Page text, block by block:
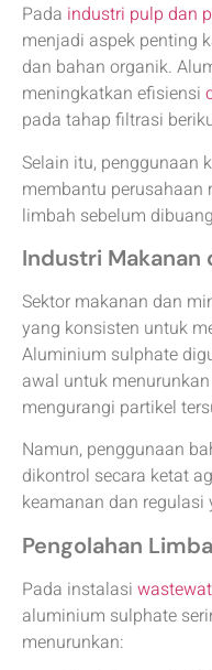
Pada industri pulp dan
menjadi aspek penting
dan bahan organik.
meningkatkan efisiensi
pada tahap filtrasi
Selain itu, penggunaan
membantu
limbah sebelum
Industri Makanan
Sektor makanan dan
yang konsisten untuk
Aluminium sulphate
awal untuk
mengurangi partikel
Namun, penggunaan
dikontrol secara ketat
keamanan dan regulasi
Pengolahan
Pada instalasi
aluminium sulphate
menurunkan: